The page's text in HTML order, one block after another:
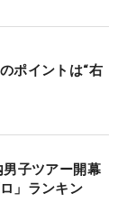
ポイントは“右
子ツアー開幕
」ランキン